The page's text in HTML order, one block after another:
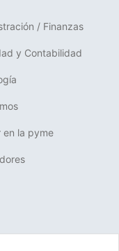
/ Finanzas
y Contabilidad
en la pyme